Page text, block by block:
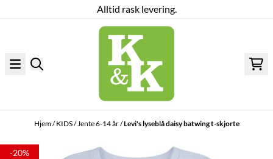
Alltid rask levering.
Hjem/KIDS/Jente 6-14 år/Levi's lyseblå daisy batwing t-skjorte
-20%